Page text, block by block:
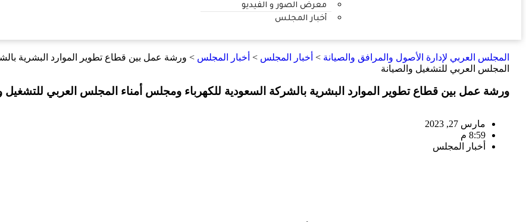
معرض الصور و الفيديو
أخبار المجلس
المجلس العربي لإدارة الأصول والمرافق والصيانة > أخبار المجلس > أخبار المجلس > ورشة عمل بين قطاع تطوير الموارد البشرية
المجلس العربي للتشغيل والصيانة
ورشة عمل بين قطاع تطوير الموارد البشرية بالشركة السعودية للكهرباء ومجلس أمناء المجلس العربي للتشغيل
مارس 27, 2023
8:59 م
أخبار المجلس